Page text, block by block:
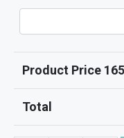
Product Price
Total